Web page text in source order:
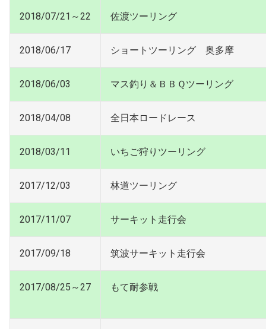
2018/07/21～22 佐渡ツーリング
2018/06/17 ショートツーリング 奥多摩
2018/06/03 マス釣り＆ＢＢＱツーリング
2018/04/08 全日本ロードレース
2018/03/11 いちご狩りツーリング
2017/12/03 林道ツーリング
2017/11/07 サーキット走行会
2017/09/18 筑波サーキット走行会
2017/08/25～27 もて耐参戦